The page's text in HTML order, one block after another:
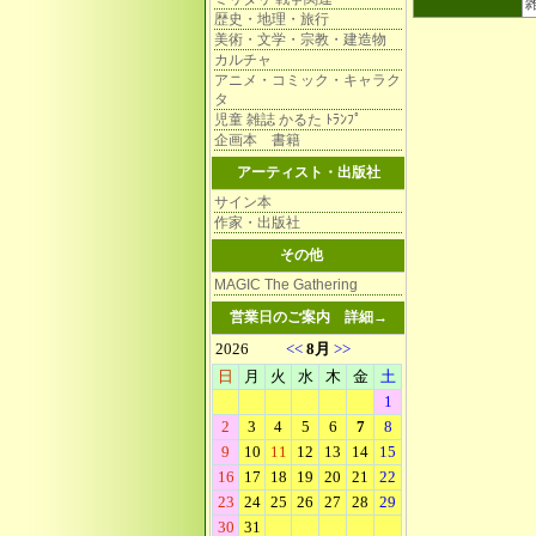
歴史・地理・旅行
美術・文学・宗教・建造物
カルチャ
アニメ・コミック・キャラク
タ
児童 雑誌 かるた ﾄﾗﾝﾌﾟ
企画本 書籍
アーティスト・出版社
サイン本
作家・出版社
その他
MAGIC The Gathering
営業日のご案内 詳細→